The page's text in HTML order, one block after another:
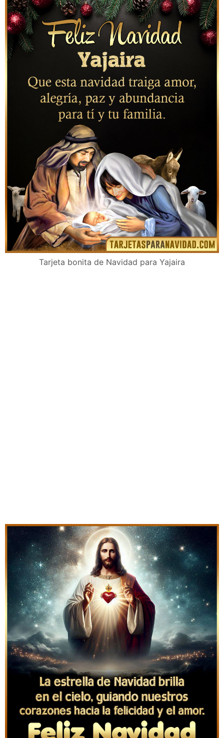
Tarjeta bonita de Navidad para Yajaira